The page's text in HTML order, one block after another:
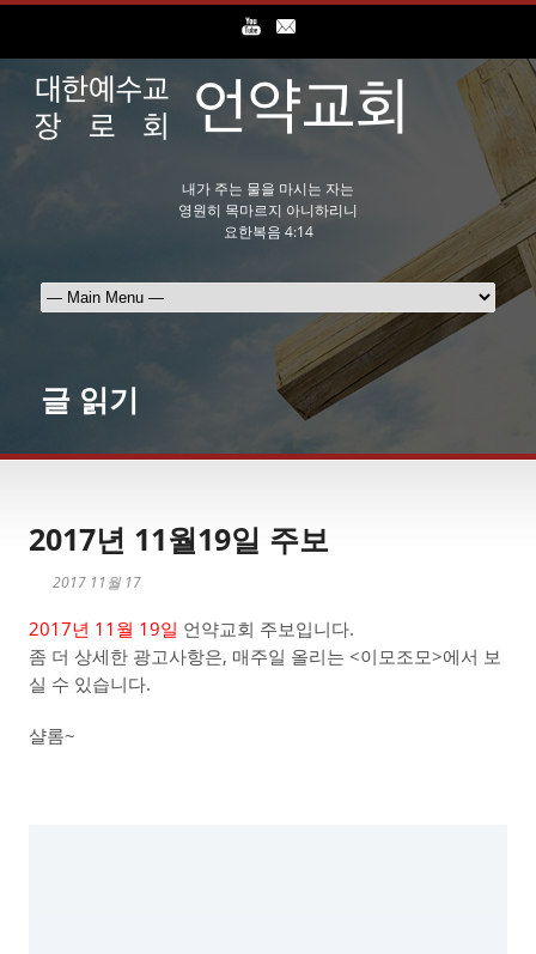
내가 주는 물을 마시는 자는
영원히 목마르지 아니하리니
요한복음 4:14
글 읽기
2017년 11월19일 주보
2017 11월 17
2017년 11월 19일 언약교회 주보입니다.
좀 더 상세한 광고사항은, 매주일 올리는 <이모조모>에서 보
실 수 있습니다.
샬롬~